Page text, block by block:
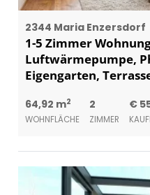
2344 Maria Enzersdorf
1-5 Zimmer
Luftwärmepumpe,
Eigengarten,
64,92 m2
WOHNFLÄCHE
2
ZIMMER
€